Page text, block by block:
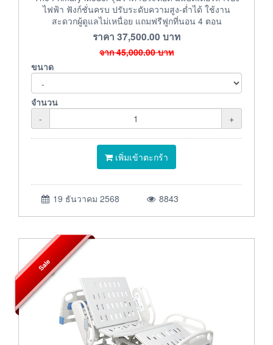
ไฟฟ้า ฟังก์ชั่นครบ ปรับระดับความสูง-ต่ำได้ ใช้งาน
สะดวกผู้ดูแลไม่เหนื่อย แถมฟรีฟูกที่นอน 4 ตอน
ราคา 37,500.00 บาท
จาก45,000.00บาท
ขนาด
จำนวน
-
+
เพิ่มเข้าตะกร้า
19 ธันวาคม 2568 8843
Sale